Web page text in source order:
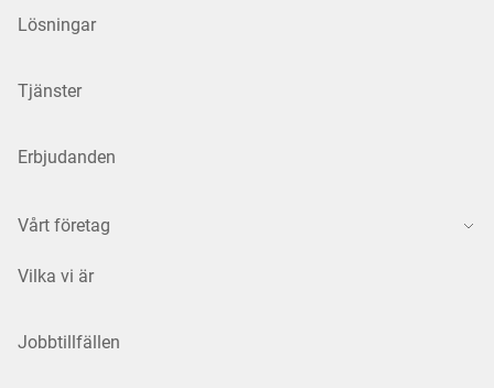
Lösningar
Tjänster
Erbjudanden
Vårt företag
Vilka vi är
Jobbtillfällen